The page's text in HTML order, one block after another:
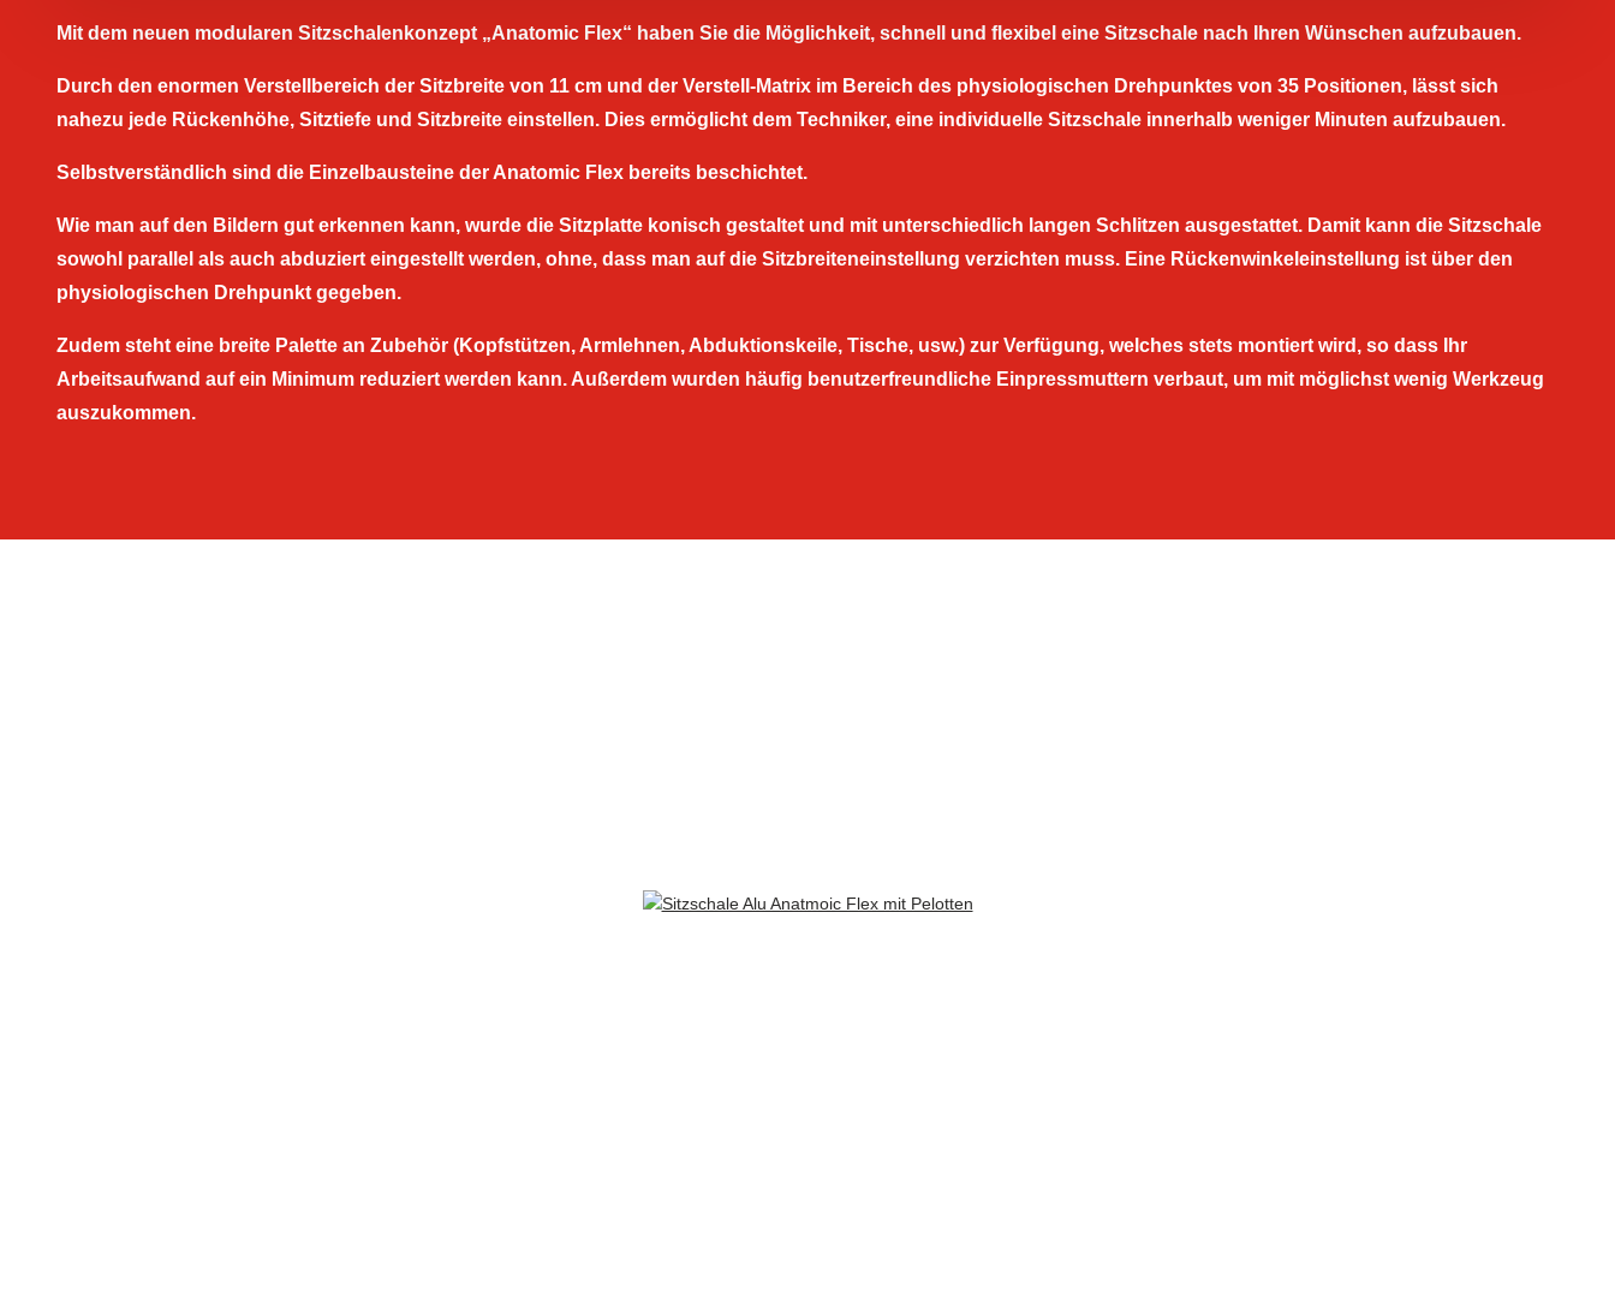
Mit dem neuen modularen Sitzschalenkonzept „Anatomic Flex“ haben Sie die Möglichkeit, schnell und flexibel eine Sitzschale nach Ihren Wünschen aufzubauen.
Durch den enormen Verstellbereich der Sitzbreite von 11 cm und der Verstell-Matrix im Bereich des physiologischen Drehpunktes von 35 Positionen, lässt sich
nahezu jede Rückenhöhe, Sitztiefe und Sitzbreite einstellen. Dies ermöglicht dem Techniker, eine individuelle Sitzschale innerhalb weniger Minuten aufzubauen.
Selbstverständlich sind die Einzelbausteine der Anatomic Flex bereits beschichtet.
Wie man auf den Bildern gut erkennen kann, wurde die Sitzplatte konisch gestaltet und mit unterschiedlich langen Schlitzen ausgestattet. Damit kann die Sitzschale
sowohl parallel als auch abduziert eingestellt werden, ohne, dass man auf die Sitzbreiteneinstellung verzichten muss. Eine Rückenwinkeleinstellung ist über den
physiologischen Drehpunkt gegeben.
Zudem steht eine breite Palette an Zubehör (Kopfstützen, Armlehnen, Abduktionskeile, Tische, usw.) zur Verfügung, welches stets montiert wird, so dass Ihr
Arbeitsaufwand auf ein Minimum reduziert werden kann. Außerdem wurden häufig benutzerfreundliche Einpressmuttern verbaut, um mit möglichst wenig Werkzeug
auszukommen.